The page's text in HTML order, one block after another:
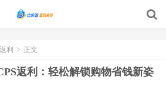
利 > 正文
返利：轻松解锁购物省钱新姿